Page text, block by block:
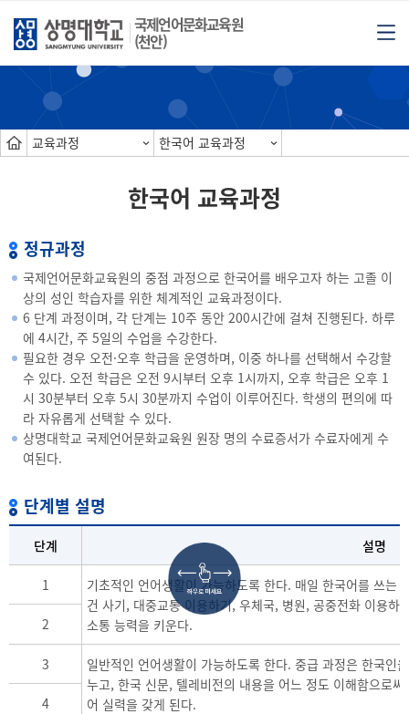
국제언어문화교육원
(천안)
교육과정 한국어 교육과정
한국어 교육과정
정규과정
국제언어문화교육원의 중점 과정으로 한국어를 배우고자 하는 고졸 이
상의 성인 학습자를 위한 체계적인 교육과정이다.
6 단계 과정이며, 각 단계는 10주 동안 200시간에 걸쳐 진행된다. 하루
에 4시간, 주 5일의 수업을 수강한다.
필요한 경우 오전·오후 학급을 운영하며, 이중 하나를 선택해서 수강할
수 있다. 오전 학급은 오전 9시부터 오후 1시까지, 오후 학급은 오후 1
시 30분부터 오후 5시 30분까지 수업이 이루어진다. 학생의 편의에 따
라 자유롭게 선택할 수 있다.
상명대학교 국제언어문화교육원 원장 명의 수료증서가 수료자에게 수
여된다.
단계별 설명
단계 설명
1
기초적인 언어생활이 가능하도록 한다. 매일 한국어를 쓰는
건 사기, 대중교통 이용하기, 우체국, 병원, 공중전화 이용하
소통 능력을 키운다.
2
3
일반적인 언어생활이 가능하도록 한다. 중급 과정은 한국인
누고, 한국 신문, 텔레비전의 내용을 어느 정도 이해함으로
어 실력을 갖게 된다.
4